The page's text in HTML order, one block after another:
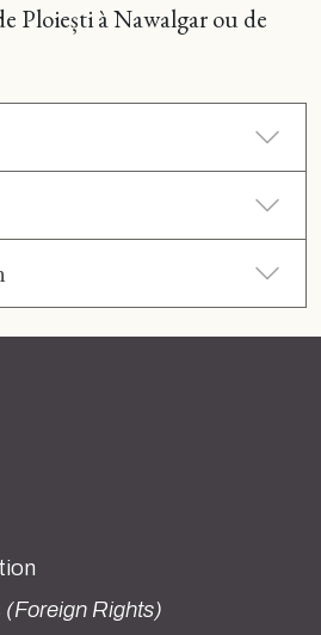
Ploieștià Nawalgar ou de
(Foreign Rights)